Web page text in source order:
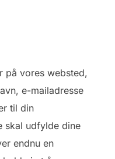
på vores websted,
e-mailadresse
til din
skal udfylde dine
endnu en